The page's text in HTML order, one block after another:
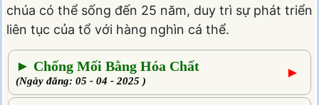
chúa có thể sống đến 25 năm, duy trì sự phát triển
liên tục của tổ với hàng nghìn cá thể.
► Chống Mối Bằng Hóa Chất
(Ngày đăng: 05 - 04 - 2025 )
►